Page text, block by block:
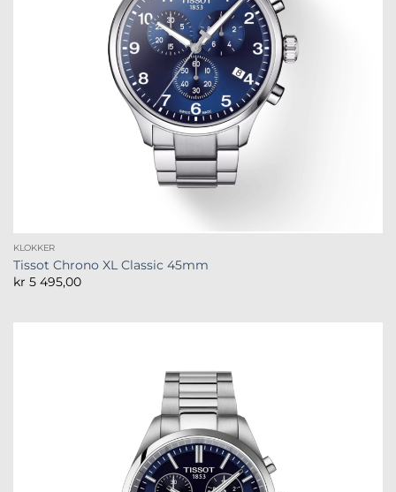
KLOKKER
Tissot Chrono XL Classic 45mm
kr 5 495,00